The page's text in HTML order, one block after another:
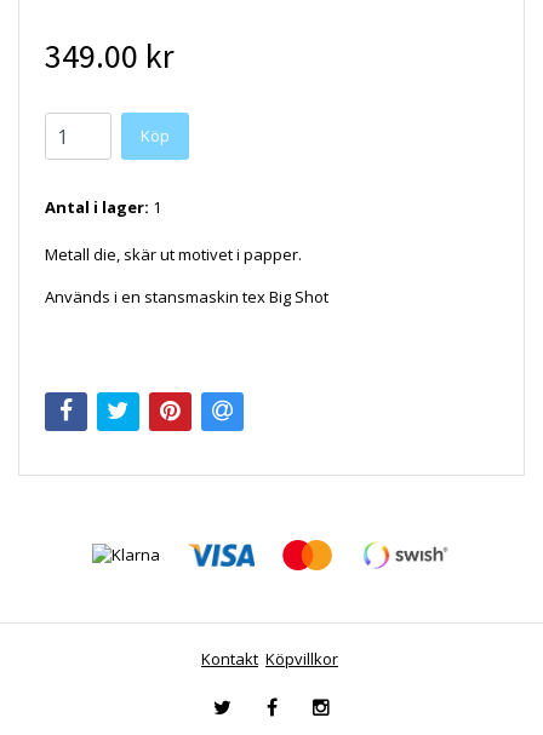
349.00 kr
Antal i lager: 1
Metall die, skär ut motivet i papper.
Används i en stansmaskin tex Big Shot
Kontakt Köpvillkor